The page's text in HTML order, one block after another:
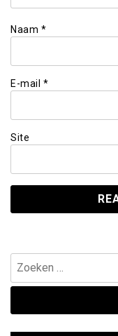
Naam *
E-mail *
Site
Zoeken
naar: